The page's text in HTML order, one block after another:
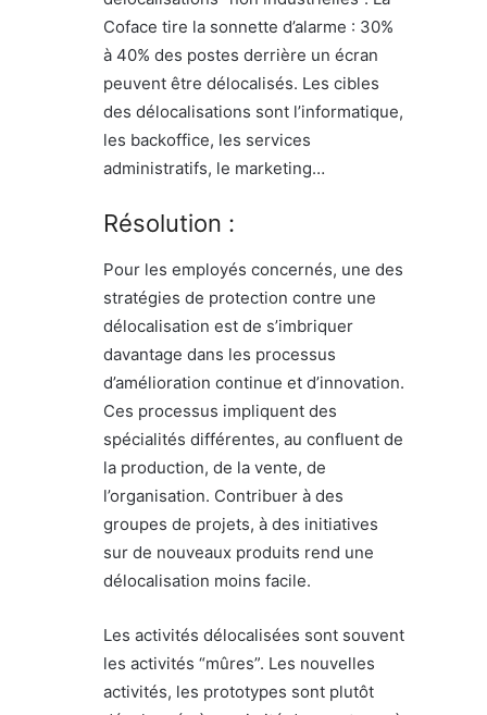
Coface tire la sonnette d’alarme : 30%
à 40% des postes derrière un écran
peuvent être délocalisés. Les cibles
des délocalisations sont l’informatique,
les backoffice, les services
administratifs, le marketing…
Résolution :
Pour les employés concernés, une des
stratégies de protection contre une
délocalisation est de s’imbriquer
davantage dans les processus
d’amélioration continue et d’innovation.
Ces processus impliquent des
spécialités différentes, au confluent de
la production, de la vente, de
l’organisation. Contribuer à des
groupes de projets, à des initiatives
sur de nouveaux produits rend une
délocalisation moins facile.
Les activités délocalisées sont souvent
les activités “mûres”. Les nouvelles
activités, les prototypes sont plutôt